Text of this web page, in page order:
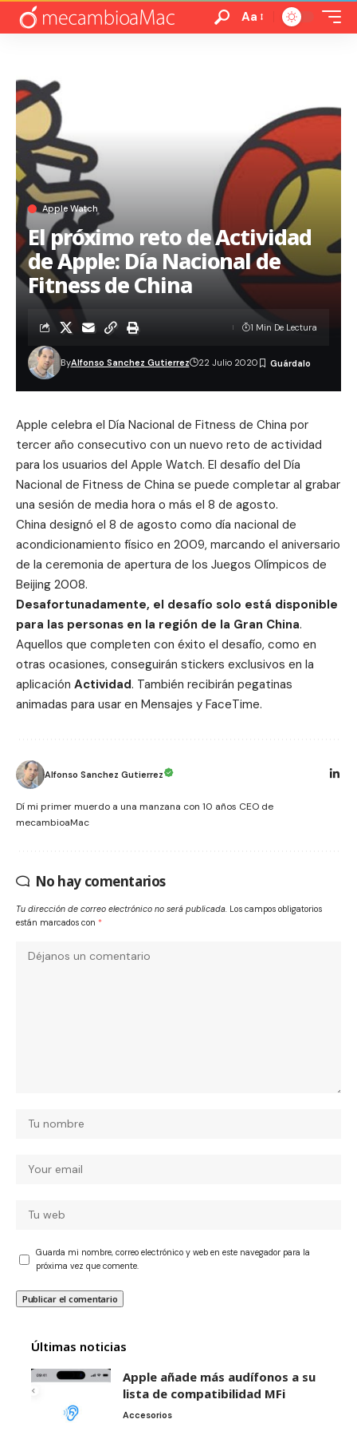
Aa
Apple Watch
El próximo reto de Actividad
de Apple: Día Nacional de
Fitness de China
ByAlfonso Sanchez Gutierrez 22 Julio 2020
1 Min De Lectura
Apple celebra el Día Nacional de Fitness de China por
tercer año consecutivo con un nuevo reto de actividad
para los usuarios del Apple Watch. El desafío del Día
Nacional de Fitness de China se puede completar al grabar
una sesión de media hora o más el 8 de agosto.
China designó el 8 de agosto como día nacional de
acondicionamiento físico en 2009, marcando el aniversario
de la ceremonia de apertura de los Juegos Olímpicos de
Beijing 2008.
Desafortunadamente, el desafío solo está disponible
para las personas en la región de la Gran China.
Aquellos que completen con éxito el desafío, como en
otras ocasiones, conseguirán stickers exclusivos en la
aplicación Actividad. También recibirán pegatinas
animadas para usar en Mensajes y FaceTime.
Alfonso Sanchez Gutierrez
Dí mi primer muerdo a una manzana con 10 años CEO de
mecambioaMac
No hay comentarios
Tu dirección de correo electrónico no será publicada. Los campos obligatorios
están marcados con *
Guarda mi nombre, correo electrónico y web en este navegador para la
próxima vez que comente.
Últimas noticias
Apple añade más audífonos a su
lista de compatibilidad MFi
Accesorios